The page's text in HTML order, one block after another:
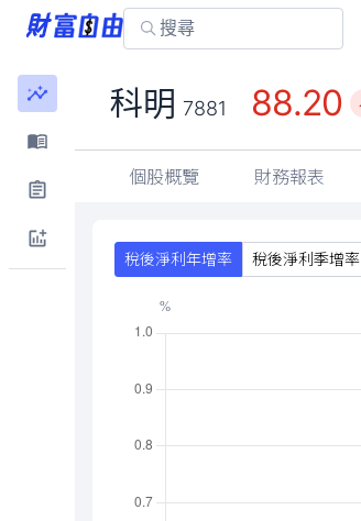
科明 7881 88.20
個股概覽 財務報表
稅後淨利年增率 稅後淨利季增率